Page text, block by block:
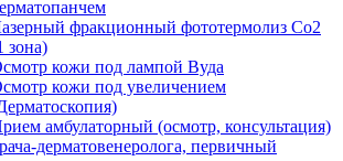
фракционный фототермолиз Со2
зона)
кожи под лампой Вуда
кожи под увеличением
амбулаторный (осмотр, консультация)
дерматовенеролога, первичный